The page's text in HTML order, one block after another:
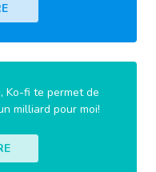
Ko-fi te permet de
milliard pour moi!